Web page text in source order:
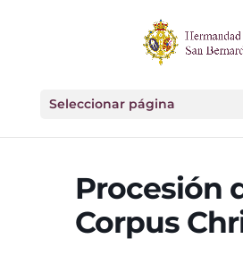
Seleccionar página
Procesión
Corpus